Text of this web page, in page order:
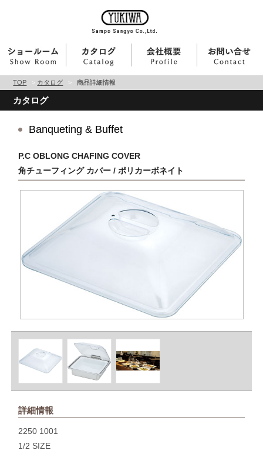
TOP > カタログ > 商品詳細情報
カタログ
Banqueting & Buffet
P.C OBLONG CHAFING COVER
角チューフィング カバー / ポリカーボネイト
詳細情報
2250 1001
1/2 SIZE